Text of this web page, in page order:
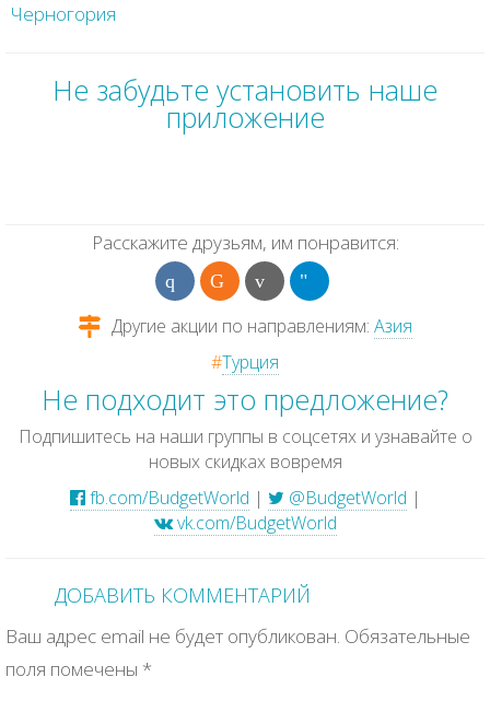
Черногория
Не забудьте установить наше
приложение
Расскажите друзьям, им понравится:
Другие акции по направлениям: Азия
#Турция
Не подходит это предложение?
Подпишитесь на наши группы в соцсетях и узнавайте о
новых скидках вовремя
fb.com/BudgetWorld | @BudgetWorld |
vk.com/BudgetWorld
ДОБАВИТЬ КОММЕНТАРИЙ
Ваш адрес email не будет опубликован. Обязательные
поля помечены *